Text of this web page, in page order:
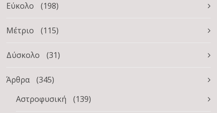
Εύκολο (198)
Μέτριο (115)
Δύσκολο (31)
Άρθρα
(345)
Αστροφυσική
(139)